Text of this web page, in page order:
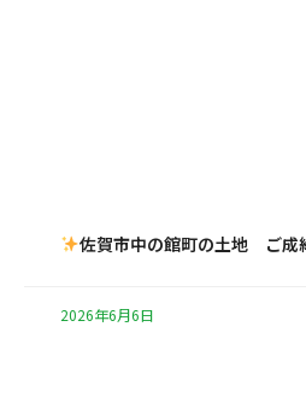
佐賀市中の館町の土地 ご成
2026年6月6日